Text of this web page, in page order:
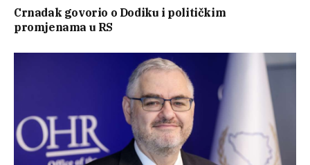
Crnadak govorio o Dodiku i političkim
promjenama u RS